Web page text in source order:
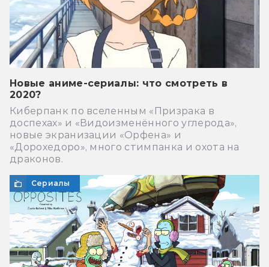
Новые аниме-сериалы: что смотреть в
2020?
Киберпанк по вселенным «Призрака в
доспехах» и «Видоизменённого углерода»,
новые экранизации «Орфена» и
«Дорохедоро», много стимпанка и охота на
драконов.
Сериалы